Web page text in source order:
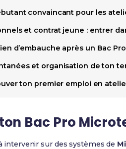
convaincant pour les
et contrat jeune : entrer
d’embauche après un Bac
et organisation de ton
ton premier emploi en
Bac Pro
intervenir sur des systèmes de